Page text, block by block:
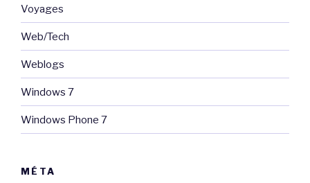
Voyages
Web/Tech
Weblogs
Windows 7
Windows Phone 7
MÉTA